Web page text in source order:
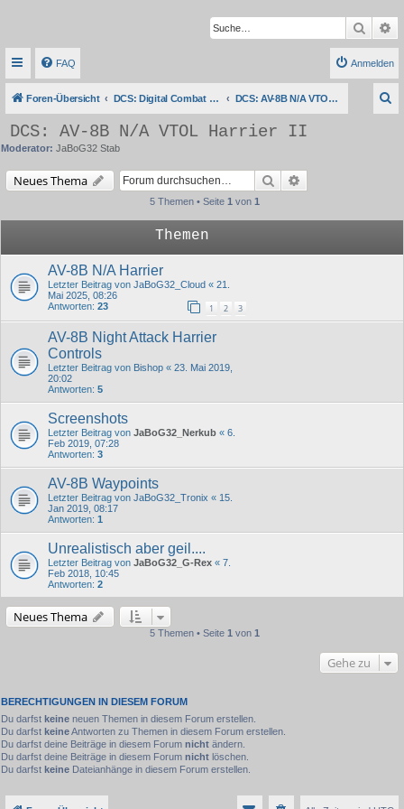
Suche
FAQ Anmelden
Foren-Übersicht DCS: Digital Combat Simulator Series DCS: AV-8B N/A VTOL Harrier II
DCS: AV-8B N/A VTOL Harrier II
Moderator: JaBoG32 Stab
Neues Thema Suche
5 Themen • Seite 1 von 1
Themen
AV-8B N/A Harrier
Letzter Beitrag von JaBoG32_Cloud « 21.
Mai 2025, 08:26
Antworten: 23 1 2 3
AV-8B Night Attack Harrier
Controls
Letzter Beitrag von Bishop « 23. Mai 2019,
20:02
Antworten: 5
Screenshots
Letzter Beitrag von JaBoG32_Nerkub « 6.
Feb 2019, 07:28
Antworten: 3
AV-8B Waypoints
Letzter Beitrag von JaBoG32_Tronix « 15.
Jan 2019, 08:17
Antworten: 1
Unrealistisch aber geil....
Letzter Beitrag von JaBoG32_G-Rex « 7.
Feb 2018, 10:45
Antworten: 2
Neues Thema
5 Themen • Seite 1 von 1
Gehe zu
BERECHTIGUNGEN IN DIESEM FORUM
Du darfst keine neuen Themen in diesem Forum erstellen.
Du darfst keineAntworten zu Themen in diesem Forum erstellen.
Du darfst deine Beiträge in diesem Forum nicht ändern.
Du darfst deine Beiträge in diesem Forum nicht löschen.
Du darfst keine Dateianhänge in diesem Forum erstellen.